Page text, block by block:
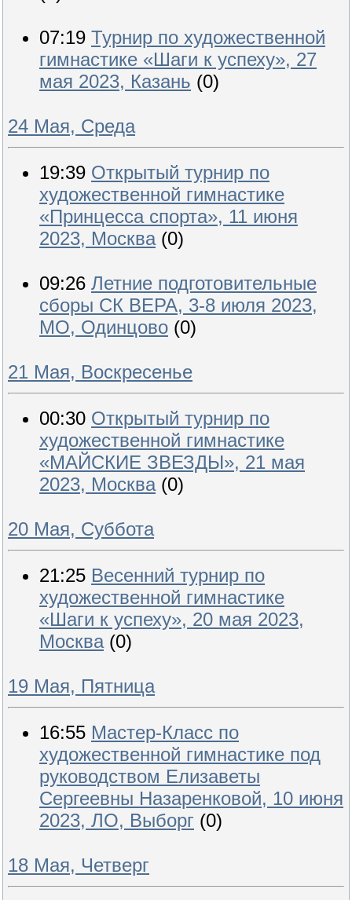
07:19 Турнир по художественной
гимнастике «Шаги к успеху», 27
мая 2023, Казань (0)
24 Мая, Среда
19:39 Открытый турнир по
художественной гимнастике
«Принцесса спорта», 11 июня
2023, Москва (0)
09:26 Летние подготовительные
сборы СК ВЕРА, 3-8 июля 2023,
МО, Одинцово (0)
21 Мая, Воскресенье
00:30 Открытый турнир по
художественной гимнастике
«МАЙСКИЕ ЗВЕЗДЫ», 21 мая
2023, Москва (0)
20 Мая, Суббота
21:25 Весенний турнир по
художественной гимнастике
«Шаги к успеху», 20 мая 2023,
Москва (0)
19 Мая, Пятница
16:55 Мастер-Класс по
художественной гимнастике под
руководством Елизаветы
Сергеевны Назаренковой, 10 июня
2023, ЛО, Выборг (0)
18 Мая, Четверг